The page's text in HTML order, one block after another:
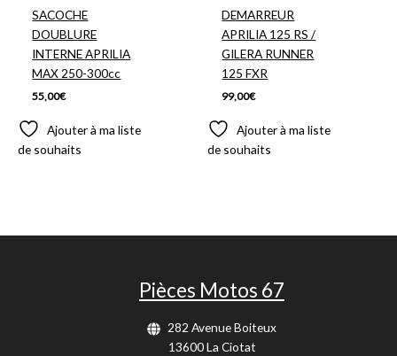
SACOCHE
DOUBLURE
INTERNE APRILIA
MAX 250-300cc
55,00€
Ajouter à ma liste
de souhaits
DEMARREUR
APRILIA 125 RS /
GILERA RUNNER
125 FXR
99,00€
Ajouter à ma liste
de souhaits
Pièces Motos 67
282 Avenue Boiteux
13600 La Ciotat